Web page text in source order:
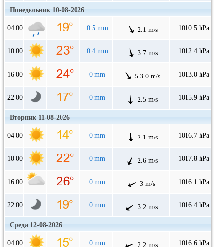
Понедельник 10-08-2026
04:00 0.5 mm 2.1 m/s 1010.5 hPa
10:00 0.4 mm 3.7 m/s 1012.4 hPa
16:00 0 mm 5.3.0 m/s 1013.0 hPa
22:00 0 mm 2.5 m/s 1015.9 hPa
Вторник 11-08-2026
04:00 0 mm 2.1 m/s 1016.7 hPa
10:00 0 mm 2.6 m/s 1017.8 hPa
16:00 0 mm 3 m/s 1016.1 hPa
22:00 0 mm 3.2 m/s 1016.4 hPa
Среда 12-08-2026
04:00 0 mm 2.2 m/s 1016.6 hPa